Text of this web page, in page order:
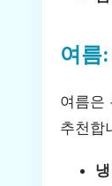
여름
여름은
추천합